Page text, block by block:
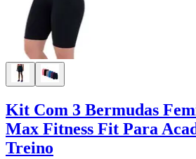
Kit Com 3 Bermudas
Max Fitness Fit Para
Treino